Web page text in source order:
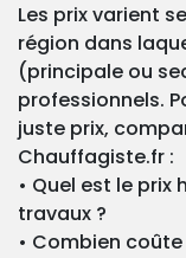
Les prix varient
région dans
(principale ou
professionnels.
juste prix,
Chauffagiste.fr :
• Quel est le
travaux ?
• Combien